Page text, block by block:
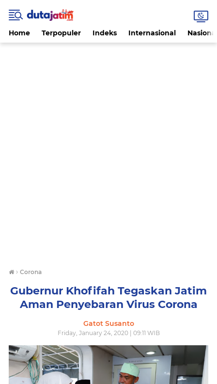
Home Terpopuler Indeks Internasional
› Corona
Gubernur Khofifah Tegaskan Jatim
Aman Penyebaran Virus Corona
Gatot Susanto
Friday, January 24, 2020 | 09:11 WIB